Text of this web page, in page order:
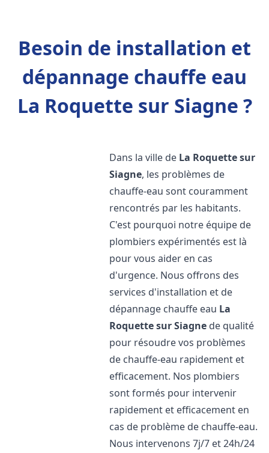
Besoin de installation et
dépannage chauffe eau
La Roquette sur Siagne ?
Dans la ville de La Roquette sur
Siagne, les problèmes de
chauffe-eau sont couramment
rencontrés par les habitants.
C'est pourquoi notre équipe de
plombiers expérimentés est là
pour vous aider en cas
d'urgence. Nous offrons des
services d'installation et de
dépannage chauffe eau La
Roquette sur Siagne de qualité
pour résoudre vos problèmes
de chauffe-eau rapidement et
efficacement. Nos plombiers
sont formés pour intervenir
rapidement et efficacement en
cas de problème de chauffe-eau.
Nous intervenons 7j/7 et 24h/24